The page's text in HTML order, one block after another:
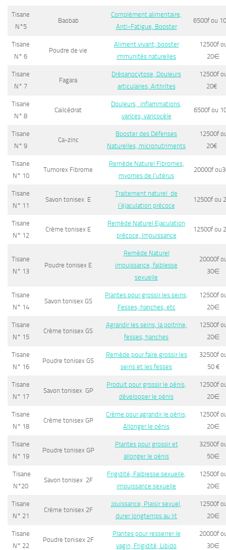
Tisane
N°5
Baobab
Complément alimentaire,
Anti-Fatigue, Booster
6500f ou 10
Tisane
N° 6
Poudre de vie
Aliment vivant, booster
immunités naturelles
12500f
20∈
Tisane
N° 7
Fagara
Drépanocytose, Douleurs
articulaires, Arthrites
12500f
20€
Tisane
N° 8
Caïlcédrat
Douleurs, inflammations,
varices, varicocèle
6500f ou
Tisane
N° 9
Ca-zinc
Booster des Défenses
Naturelles, micronutriments
12500f
20€
Tisane
N° 10
Tumorex Fibrome
Remède Naturel Fibromes,
myomes de l’utérus
20000f
Tisane
N° 11
Savon tonisex E
Traitement naturel de
l’éjaculation précoce
12500f ou
Tisane
N° 12
Crème tonisex E
Remède Naturel Ejaculation
précoce, Impuissance
12500f ou
Tisane
N° 13
Poudre tonisex E
Remède Naturel
impuissance, faiblesse
sexuelle
20000f
30∈
Tisane
N° 14
Savon tonisex GS
Plantes pour grossir les seins,
Fesses, hanches, etc
12500f
20∈
Tisane
N° 15
Crème tonisex GS
Agrandir les seins, la poitrine,
fesses, hanches
12500f
20∈
Tisane
N° 16
Poudre tonisex GS
Remède pour faire grossir les
seins et les fesses
32500f
50 €
Tisane
N° 17
Savon tonisex GP
Produit pour grossir le pénis,
développer le pénis
12500f
20∈
Tisane
N° 18
Crème tonisex GP
Crème pour agrandir le pénis,
Allonger le pénis
12500f
20∈
Tisane
N° 19
Poudre tonisex GP
Plantes pour grossir et
allonger le pénis
32500f
50∈
Tisane
N°20
Savon tonisex 2F
Frigidité, Faiblesse sexuelle,
impuissance sexuelle
12500f
20∈
Tisane
N° 21
Crème tonisex 2F
Jouissance, Plaisir sexuel,
durer longtemps au lit
12500f
20∈
Tisane
N° 22
Poudre tonisex 2F
Plantes pour resserrer le
vagin, Frigidité, Libido
20000f
30∈